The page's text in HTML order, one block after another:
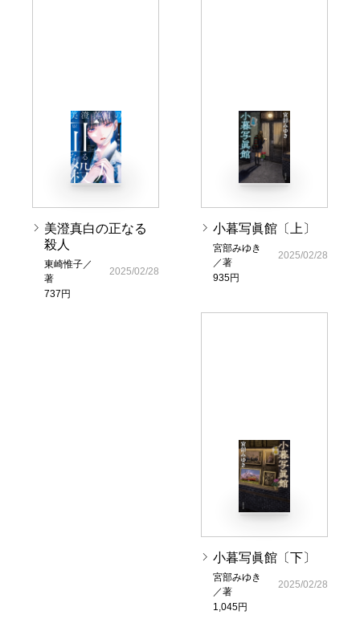
美澄真白の正なる
殺人
東崎惟子／
著
737円
2025/02/28
小暮写眞館〔上〕
宮部みゆき
／著
935円
2025/02/28
小暮写眞館〔下〕
宮部みゆき
／著
1,045円
2025/02/28